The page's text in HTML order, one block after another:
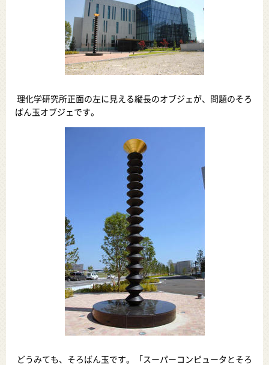
理化学研究所正面の左に見える縦長のオブジェが、問題のそろ
ばん玉オブジェです。
どうみても、そろばん玉です。「スーパーコンピュータとそろ